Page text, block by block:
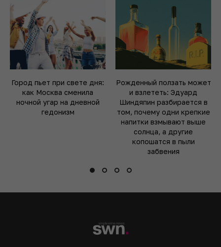
Город пьет при свете дня:
как Москва сменила
ночной угар на дневной
гедонизм
Рожденный ползать может
и взлететь: Эдуард
Шиндяпин разбирается в
том, почему одни крепкие
напитки взмывают выше
солнца, а другие
копошатся в пыли
забвения